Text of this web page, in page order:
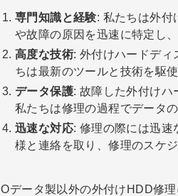
専門知識と経験: 私たちは外付
や故障の原因を迅速に特定し
高度な技術: 外付けハードディ
ちは最新のツールと技術を駆
データ保護: 故障した外付けハ
私たちは修理の過程でデータ
迅速な対応: 修理の際には迅速
様と連絡を取り、修理のスケ
IOデータ製以外の外付けHDD修